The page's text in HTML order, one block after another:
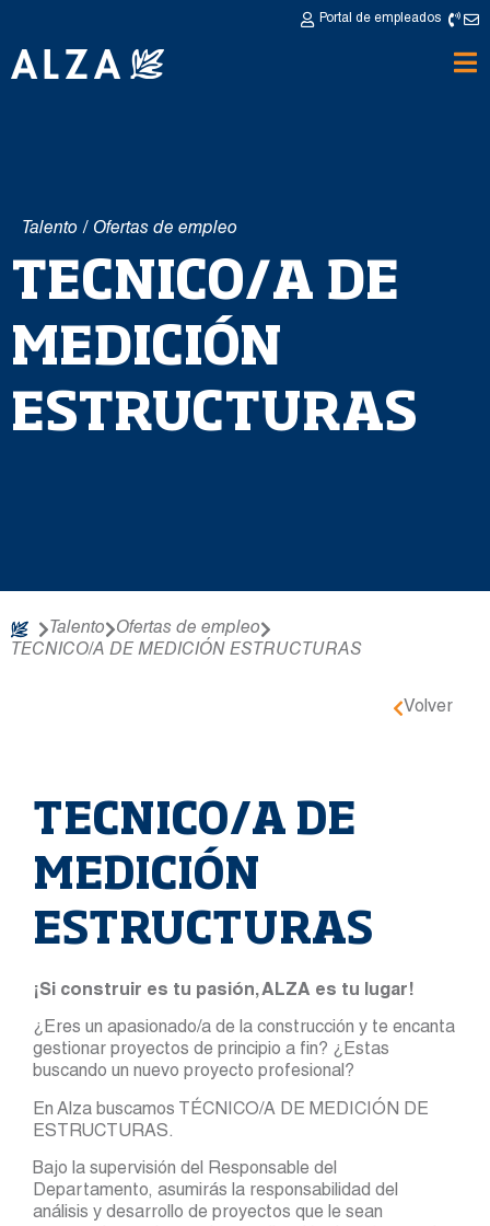
Portal de empleados
Talento / Ofertas de empleo
TECNICO/A DE
MEDICIÓN
ESTRUCTURAS
Talento
Ofertas de empleo
TECNICO/A DE MEDICIÓN ESTRUCTURAS
Volver
TECNICO/A DE
MEDICIÓN
ESTRUCTURAS
¡Si construir es tu pasión, ALZA es tu lugar!
¿Eres un apasionado/a de la construcción y te encanta
gestionar proyectos de principio a fin? ¿Estas
buscando un nuevo proyecto profesional?
En Alza buscamos TÉCNICO/A DE MEDICIÓN DE
ESTRUCTURAS.
Bajo la supervisión del Responsable del
Departamento, asumirás la responsabilidad del
análisis y desarrollo de proyectos que le sean